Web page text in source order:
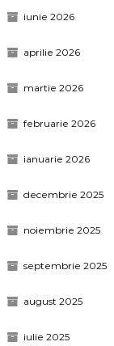
iunie 2026
aprilie 2026
martie 2026
februarie 2026
ianuarie 2026
decembrie 2025
noiembrie 2025
septembrie 2025
august 2025
iulie 2025